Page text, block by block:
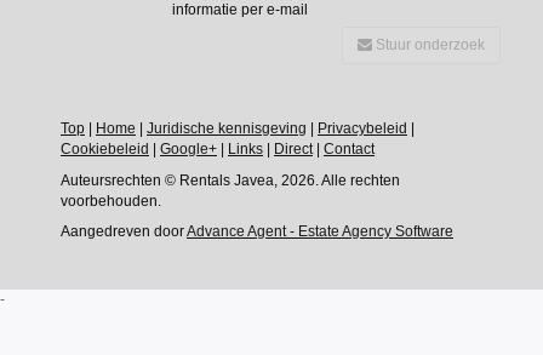
informatie per e-mail
Stuur onderzoek
Top Home Juridische kennisgeving Privacybeleid
Cookiebeleid
Google+ Links Direct| Contact
Auteursrechten © Rentals Javea, 2026. Alle rechten
voorbehouden.
Aangedreven doorAdvance Agent - Estate Agency Software
-